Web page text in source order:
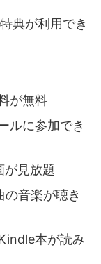
典が利用でき
が無料
ルに参加でき
見放題
音楽が聴き
本が読み